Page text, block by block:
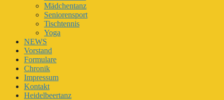
Mädchentanz
Seniorensport
Tischtennis
Yoga
NEWS
Vorstand
Formulare
Chronik
Impressum
Kontakt
Heidelbeertanz